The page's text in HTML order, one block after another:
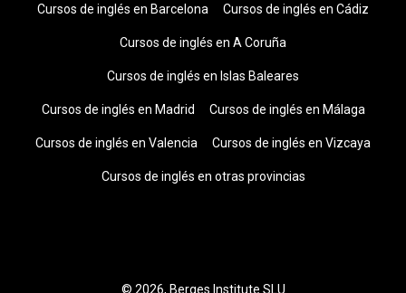
Cursos de inglés en Barcelona Cursos de inglés en Cádiz
Cursos de inglés en A Coruña
Cursos de inglés en Islas Baleares
Cursos de inglés en Madrid Cursos de inglés en Málaga
Cursos de inglés en Valencia Cursos de inglés en Vizcaya
Cursos de inglés en otras provincias
© 2026, Berges Institute SLU